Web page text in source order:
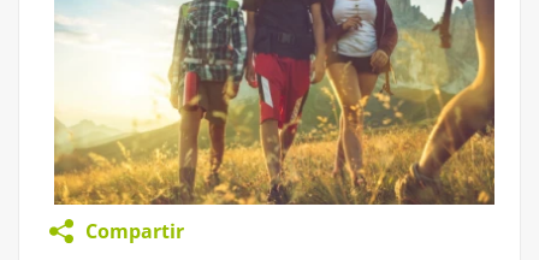
Compartir